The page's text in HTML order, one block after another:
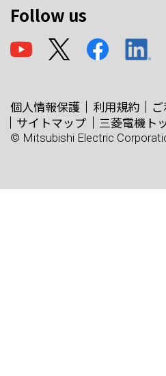
Follow us
個人情報保護 利用規約
サイトマップ
三菱電機ト
© Mitsubishi Electric